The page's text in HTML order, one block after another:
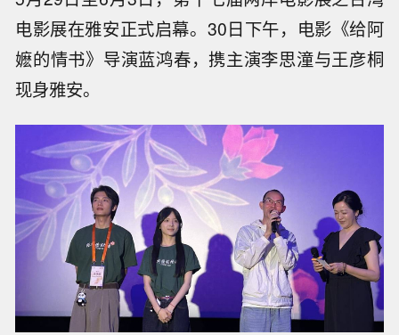
电影展在雅安正式启幕。30日下午，电影《给阿
嬷的情书》导演蓝鸿春，携主演李思潼与王彦桐
现身雅安。